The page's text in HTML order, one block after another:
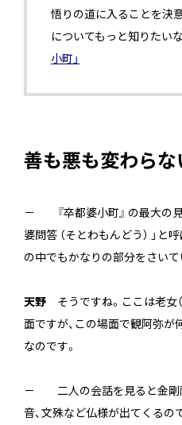
悟りの道に入ることを決
についてもっと知りたい
小町」
善も悪も変わらな
－ 『卒都婆小町』 の最大の見
婆問答 （そとわもんどう） 」と
の中でもかなりの部分をさいて
天野 そうですね。ここは老女
面ですが、この場面で観阿弥
なのです。
－ 二人の会話を見ると金剛薩
音、文殊など仏様が出てくるの